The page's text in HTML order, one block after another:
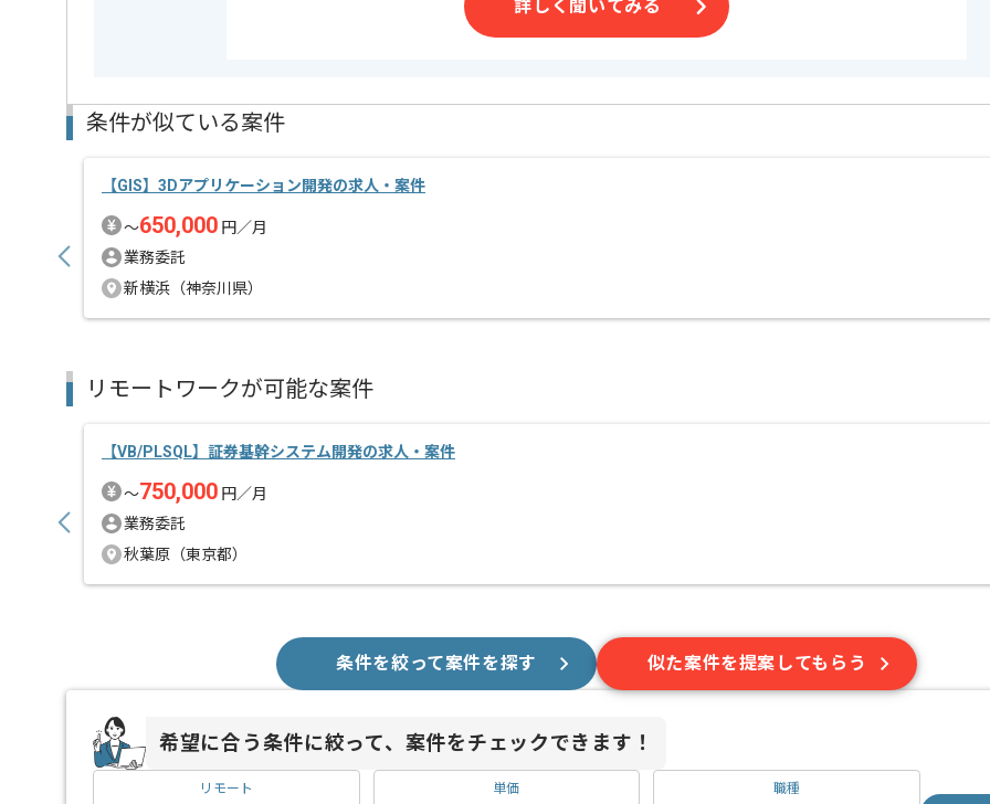
に携わっていただきます。
詳しく聞いてみる
条件が似ている案件
【GIS】3Dアプリケーション開発の求人・案件
〜650,000 円／月
業務委託
新横浜（神奈川県）
リモートワークが可能な案件
【VB/PLSQL】証券基幹システム開発の求人・案件
〜750,000 円／月
業務委託
秋葉原（東京都）
条件を絞って案件を探す 似た案件を提案してもらう
希望に合う条件に絞って、案件をチェックできます！
リモート 単価 職種